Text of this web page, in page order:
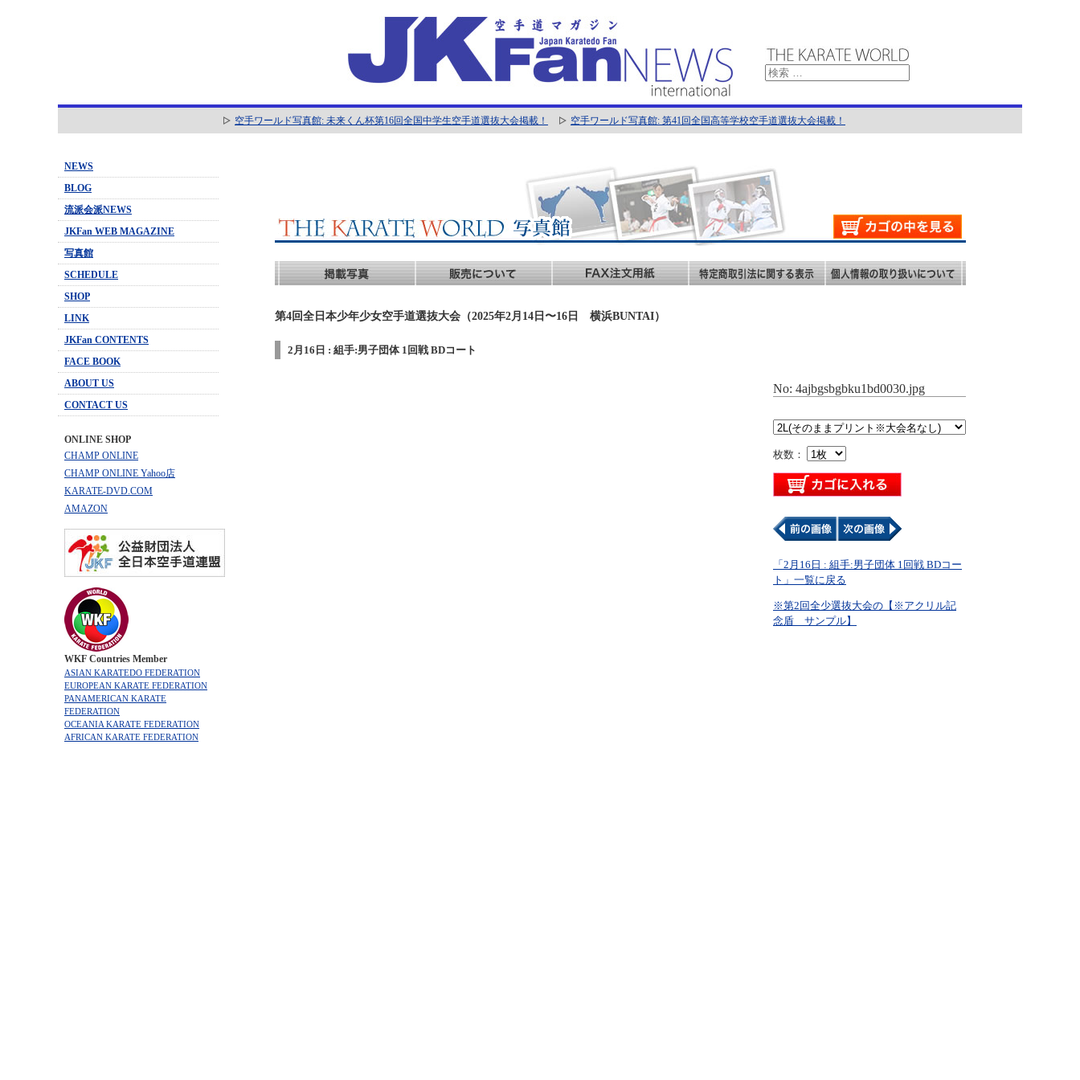
空手ワールド写真館: 未来くん杯第16回全国中学生空手道選抜大会掲載！ 空手ワールド写真館: 第41回全国高等学校空手道選抜大会掲載！
NEWS
BLOG
流派会派NEWS
JKFan WEB MAGAZINE
写真館
SCHEDULE
SHOP
LINK
JKFan CONTENTS
FACE BOOK
ABOUT US
CONTACT US
ONLINE SHOP
CHAMP ONLINE
CHAMP ONLINE Yahoo店
KARATE-DVD.COM
AMAZON
WKF Countries Member
ASIAN KARATEDO FEDERATION
EUROPEAN KARATE FEDERATION
PANAMERICAN KARATE
FEDERATION
OCEANIA KARATE FEDERATION
AFRICAN KARATE FEDERATION
第4回全日本少年少女空手道選抜大会（2025年2月14日〜16日 横浜BUNTAI）
2月16日 : 組手:男子団体 1回戦 BDコート
No: 4ajbgsbgbku1bd0030.jpg
枚数：
「2月16日 : 組手:男子団体 1回戦 BDコー
ト」一覧に戻る
※第2回全少選抜大会の【※アクリル記
念盾 サンプル】